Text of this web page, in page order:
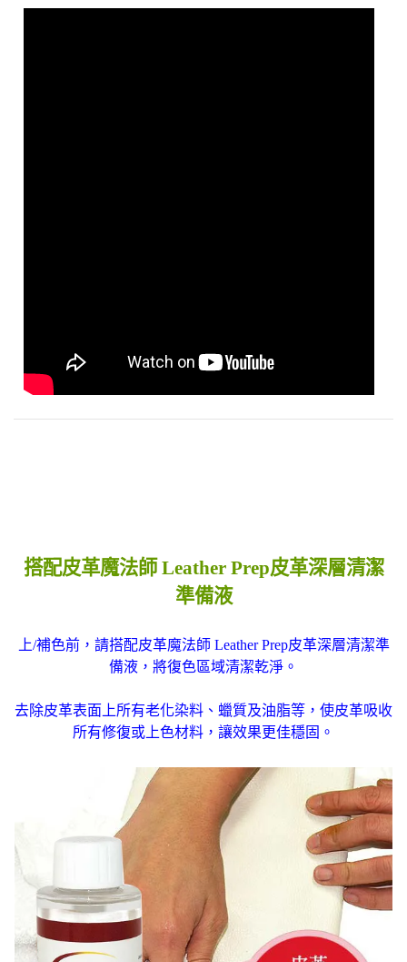
搭配皮革魔法師 Leather Prep皮革深層清潔
準備液
上/補色前，請搭配皮革魔法師 Leather Prep皮革深層清潔準
備液，將復色區域清潔乾淨。
去除皮革表面上所有老化染料、蠟質及油脂等，使皮革吸收
所有修復或上色材料，讓效果更佳穩固。